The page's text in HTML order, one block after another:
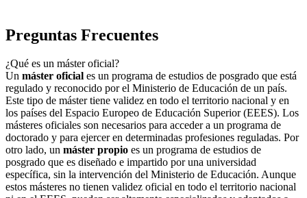
Preguntas Frecuentes
¿Qué es un máster oficial?
Un máster oficial es un programa de estudios de posgrado que está
regulado y reconocido por el Ministerio de Educación de un país.
Este tipo de máster tiene validez en todo el territorio nacional y en
los países del Espacio Europeo de Educación Superior (EEES). Los
másteres oficiales son necesarios para acceder a un programa de
doctorado y para ejercer en determinadas profesiones reguladas. Por
otro lado, un máster propio es un programa de estudios de
posgrado que es diseñado e impartido por una universidad
específica, sin la intervención del Ministerio de Educación. Aunque
estos másteres no tienen validez oficial en todo el territorio nacional